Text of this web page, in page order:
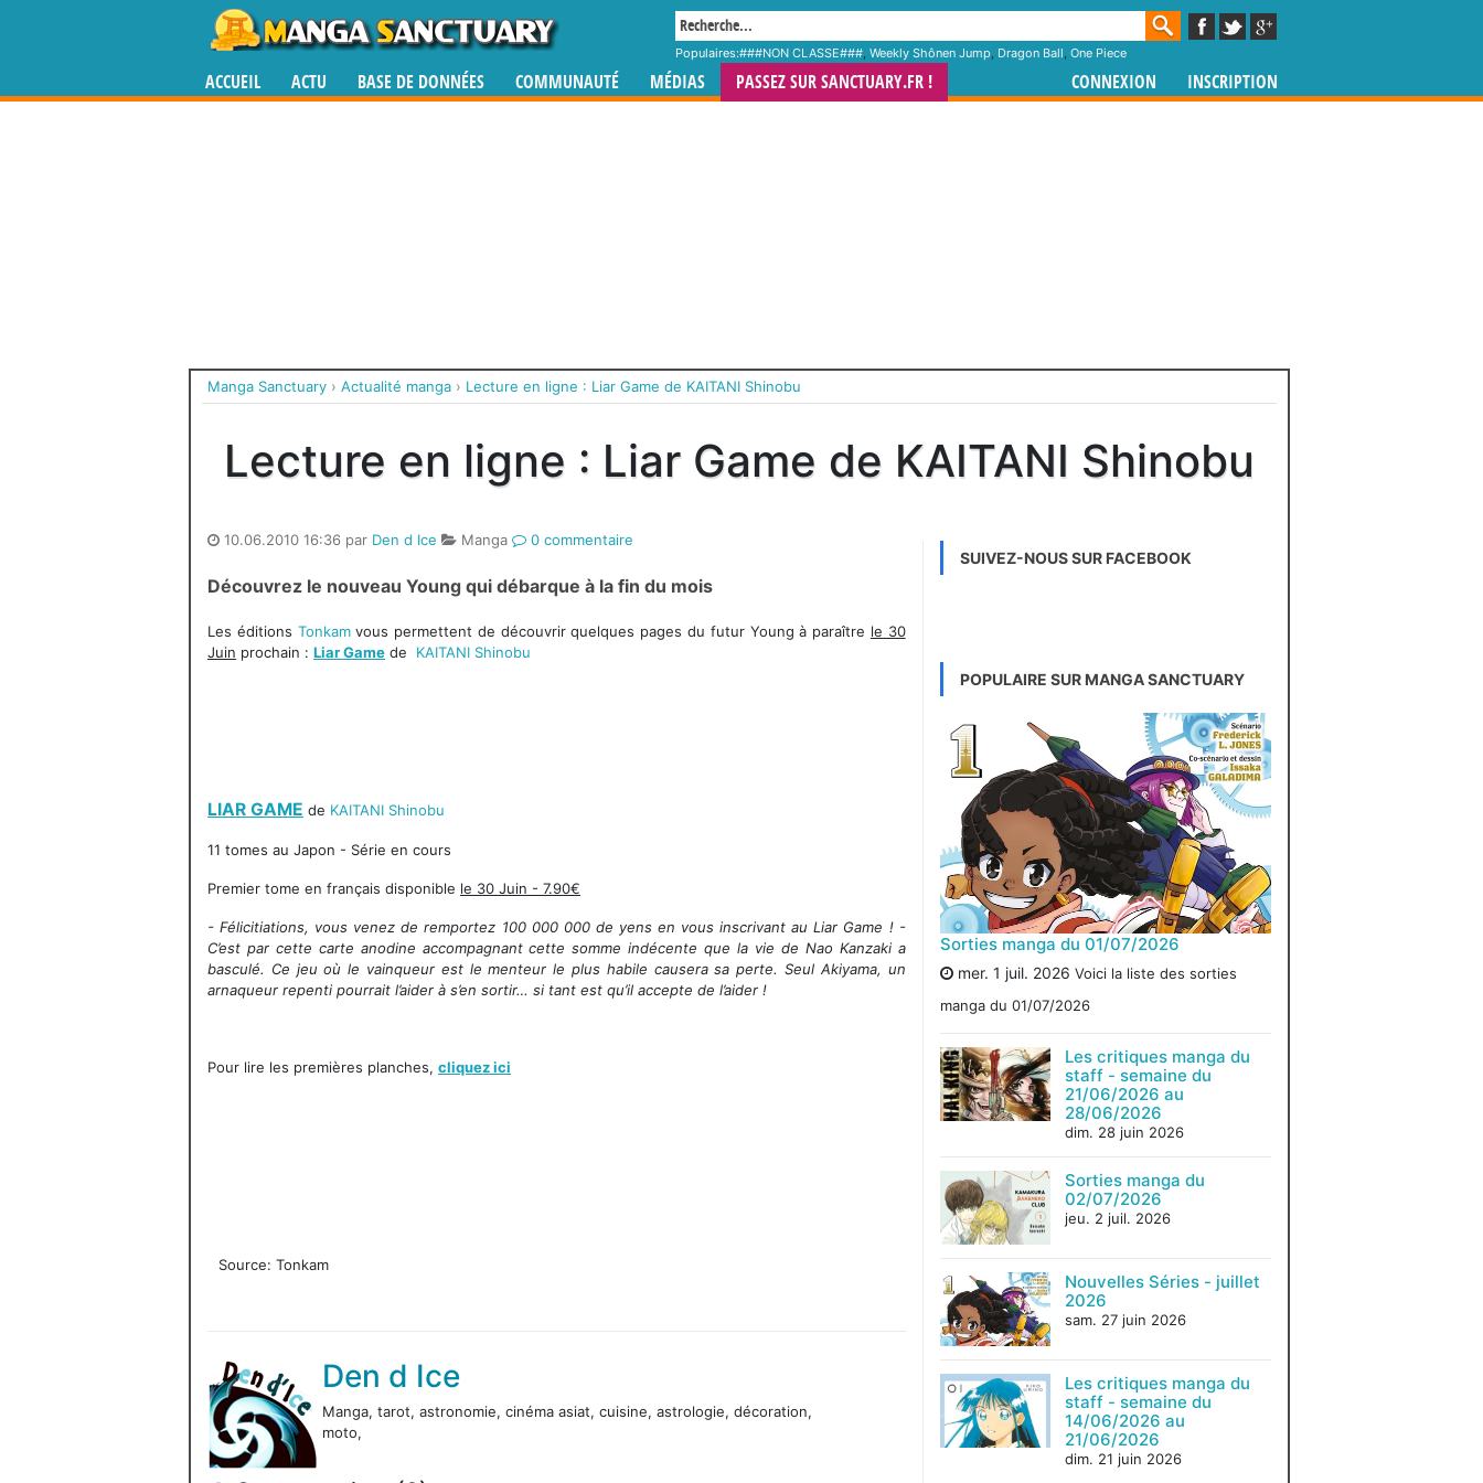
Populaires:###NON CLASSE###, Weekly Shônen Jump, Dragon Ball, One Piece
ACCUEIL ACTU BASE DE DONNÉES COMMUNAUTÉ MÉDIAS PASSEZ SUR SANCTUARY.FR ! CONNEXION INSCRIPTION
Manga Sanctuary › Actualité manga › Lecture en ligne : Liar Game de KAITANI Shinobu
Lecture en ligne : Liar Game de KAITANI Shinobu
10.06.2010 16:36 par Den d Ice Manga 0 commentaire
Découvrez le nouveau Young qui débarque à la fin du mois
Les éditions Tonkamvous permettent de découvrir quelques pages du futur Young à paraître le 30
Juin prochain : Liar Game de KAITANI Shinobu
LIAR GAME de KAITANI Shinobu
11 tomes au Japon - Série en cours
Premier tome en français disponible le 30 Juin - 7.90€
- Félicitiations, vous venez de remportez 100 000 000 de yens en vous inscrivant au Liar Game ! -
C’est par cette carte anodine accompagnant cette somme indécente que la vie de Nao Kanzaki a
basculé. Ce jeu où le vainqueur est le menteur le plus habile causera sa perte. Seul Akiyama, un
arnaqueur repenti pourrait l’aider à s’en sortir… si tant est qu’il accepte de l’aider !
Pour lire les premières planches, cliquez ici
Source: Tonkam
Den d Ice
Manga, tarot, astronomie, cinéma asiat, cuisine, astrologie, décoration,
moto,
SUIVEZ-NOUS SUR FACEBOOK
POPULAIRE SUR MANGA SANCTUARY
Sorties manga du 01/07/2026
mer. 1 juil. 2026 Voici la liste des sorties
manga du 01/07/2026
Les critiques manga du
staff - semaine du
21/06/2026 au
28/06/2026
dim. 28 juin 2026
Sorties manga du
02/07/2026
jeu. 2 juil. 2026
Nouvelles Séries - juillet
2026
sam. 27 juin 2026
Les critiques manga du
staff - semaine du
14/06/2026 au
21/06/2026
dim. 21 juin 2026